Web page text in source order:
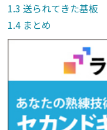
送られてきた基板
まとめ